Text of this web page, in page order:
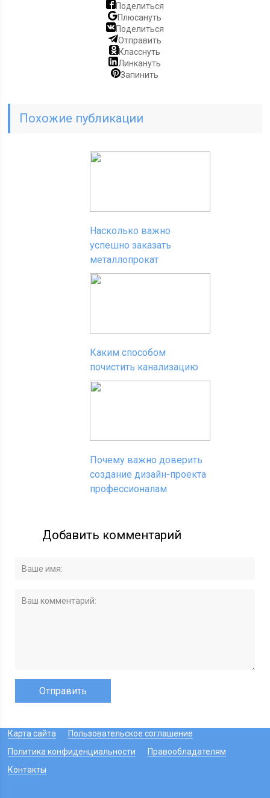
Поделиться
Плюсануть
Поделиться
Отправить
Класснуть
Линкануть
Запинить
Похожие публикации
Насколько важно
успешно заказать
металлопрокат
Каким способом
почистить канализацию
Почему важно доверить
создание дизайн-проекта
профессионалам
Добавить комментарий
Карта сайта
Пользовательское соглашение
Политика конфиденциальности
Правообладателям
Контакты